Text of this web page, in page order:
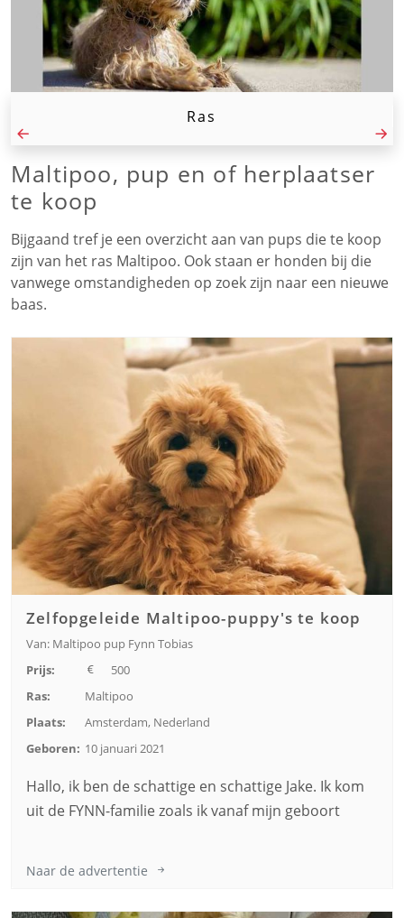
Ras
Maltipoo, pup en of herplaatser
te koop
Bijgaand tref je een overzicht aan van pups die te koop
zijn van het ras Maltipoo. Ook staan er honden bij die
vanwege omstandigheden op zoek zijn naar een nieuwe
baas.
Zelfopgeleide Maltipoo-puppy's te koop
Van: Maltipoo pup Fynn Tobias
Prijs:
500
Ras:
Maltipoo
Plaats:
Amsterdam, Nederland
Geboren: 10 januari 2021
Hallo, ik ben de schattige en schattige Jake. Ik kom
uit de FYNN-familie zoals ik vanaf mijn geboort
Naar de advertentie